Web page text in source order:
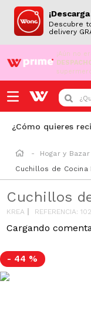
Descubre
delivery
¡Aún no
¿Que
¿Cómo quieres
Hogar y Bazar
Cuchillos de Cocina
Cuchillos
KREA REFERENCIA:
Cargando
- 44 %